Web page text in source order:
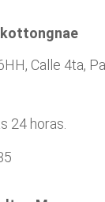
Calle 4ta,
24 horas.